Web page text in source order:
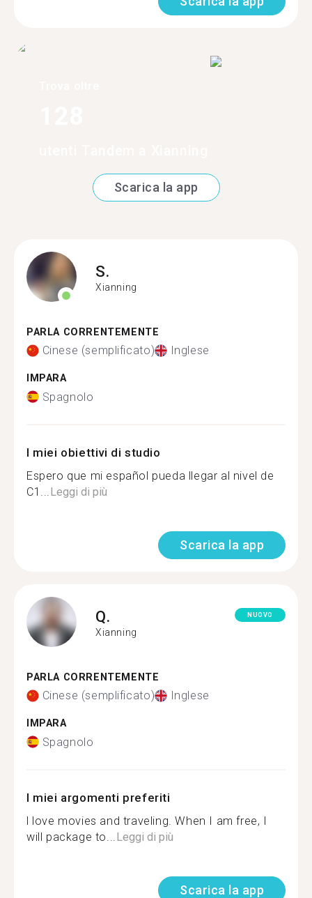
Scarica la app
S.
Xianning
PARLA CORRENTEMENTE
Cinese (semplificato) Inglese
IMPARA
Spagnolo
I miei obiettivi di studio
Espero que mi español pueda llegar al nivel de
C1... Leggi di più
Scarica la app
Q.
Xianning
NUOVO
PARLA CORRENTEMENTE
Cinese (semplificato) Inglese
IMPARA
Spagnolo
I miei argomenti preferiti
l love movies and traveling. When I am free, I
will package to... Leggi di più
Scarica la app